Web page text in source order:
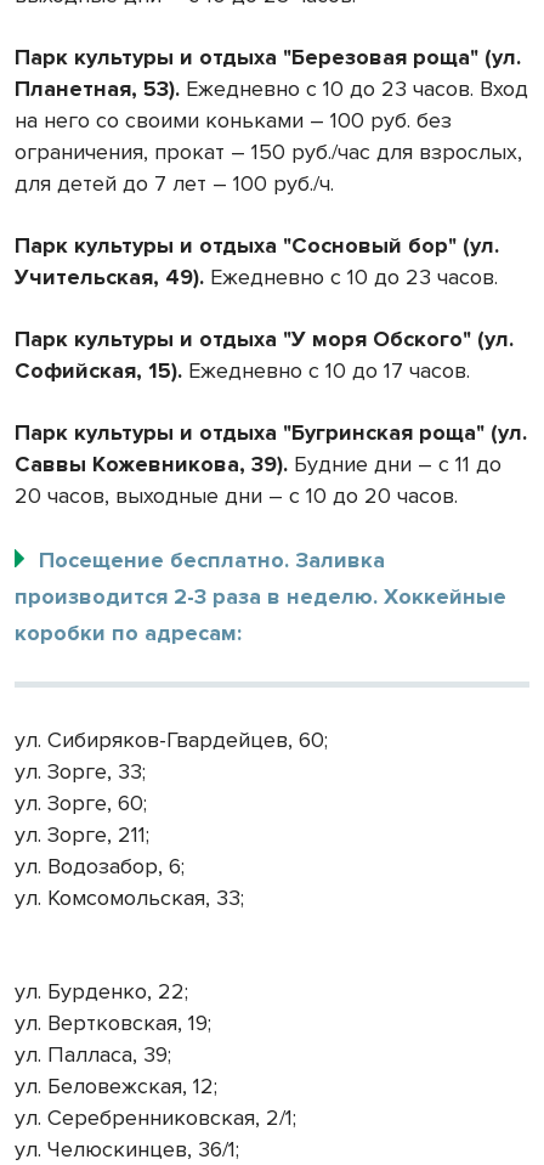
Парк культуры и отдыха "Березовая роща" (ул.
Планетная, 53). Ежедневно с 10 до 23 часов. Вход
на него со своими коньками – 100 руб. без
ограничения, прокат – 150 руб./час для взрослых,
для детей до 7 лет – 100 руб./ч.
Парк культуры и отдыха "Сосновый бор" (ул.
Учительская, 49). Ежедневно с 10 до 23 часов.
Парк культуры и отдыха "У моря Обского" (ул.
Софийская, 15). Ежедневно с 10 до 17 часов.
Парк культуры и отдыха "Бугринская роща" (ул.
Саввы Кожевникова, 39). Будние дни – с 11 до
20 часов, выходные дни – с 10 до 20 часов.
Посещение бесплатно. Заливка
производится 2-3 раза в неделю. Хоккейные
коробки по адресам:
ул. Сибиряков-Гвардейцев, 60;
ул. Зорге, 33;
ул. Зорге, 60;
ул. Зорге, 211;
ул. Водозабор, 6;
ул. Комсомольская, 33;
ул. Бурденко, 22;
ул. Вертковская, 19;
ул. Палласа, 39;
ул. Беловежская, 12;
ул. Серебренниковская, 2/1;
ул. Челюскинцев, 36/1;